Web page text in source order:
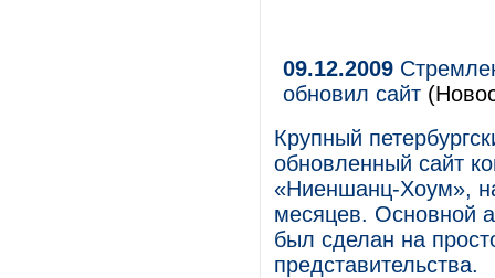
09.12.2009
обновил сайт
Крупный
обновленный сайт
«Ниеншанц-Хоум»,
месяцев. Основной
был сделан на
представительства.